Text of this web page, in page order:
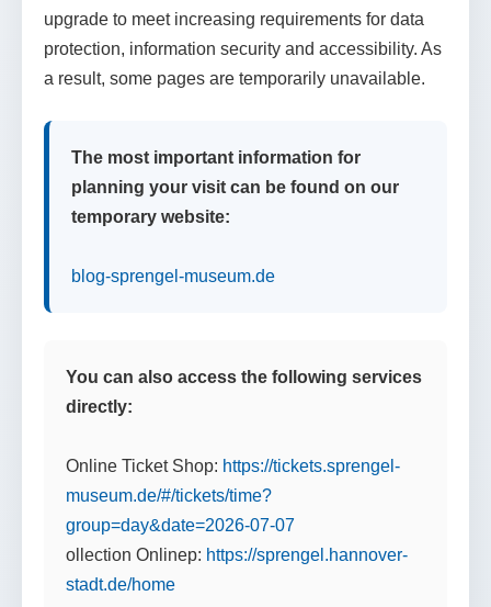
upgrade to meet increasing requirements for data
protection, information security and accessibility. As
a result, some pages are temporarily unavailable.
The most important information for
planning your visit can be found on our
temporary website:
blog-sprengel-museum.de
You can also access the following services
directly:
Online Ticket Shop: https://tickets.sprengel-
museum.de/#/tickets/time?
group=day&date=2026-07-07
ollection Onlinep: https://sprengel.hannover-
stadt.de/home